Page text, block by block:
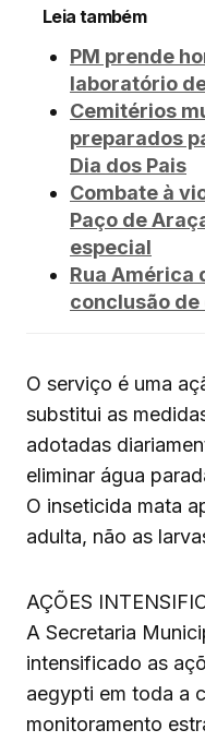
Leia também
PM prende
laboratório
Cemitérios
preparados
Dia dos Pais
Combate à
Paço de
especial
Rua América
conclusão
O serviço é uma
substitui as
adotadas
eliminar água
O inseticida mata
adulta, não as
AÇÕES
A Secretaria
intensificado as
aegypti em toda a
monitoramento